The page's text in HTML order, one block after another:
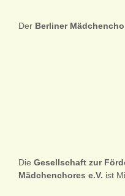
Der Berliner
Die Gesellschaft zur
Mädchenchores e.V. ist